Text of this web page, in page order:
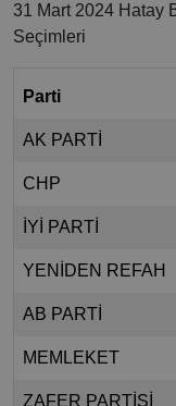
31 Mart 2024 Hatay
Seçimleri
Parti
AK PARTİ
CHP
İYİ PARTİ
YENİDEN REFAH
AB PARTİ
MEMLEKET
ZAFER PARTİSİ